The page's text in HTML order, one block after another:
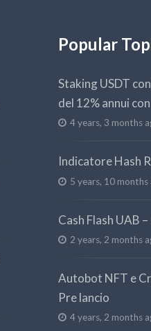
Popular
Staking USDT
del 12% annui
4 years, 3 months
Indicatore Hash
5 years, 10 months
Cash Flash UAB –
2 years, 2 months
Autobot NFT e
Pre lancio
4 years, 2 months